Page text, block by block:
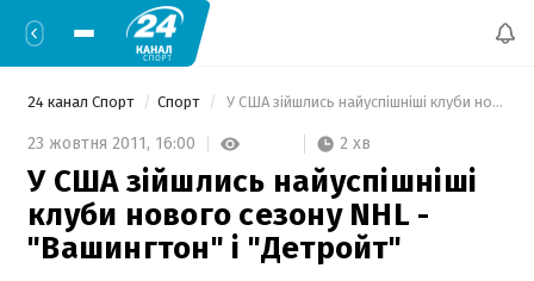
24 канал Спорт Спорт У США зійшлись найуспішніші клуби нового сезону NHL - "Вашингтон" і "Детройт"
23 жовтня 2011, 16:00 2 хв
У США зійшлись найуспішніші
клуби нового сезону NHL -
"Вашингтон" і "Детройт"